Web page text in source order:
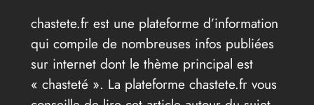
chastete.fr est une plateforme d’information
qui compile de nombreuses infos publiées
sur internet dont le thème principal est
« chasteté ». La plateforme chastete.fr vous